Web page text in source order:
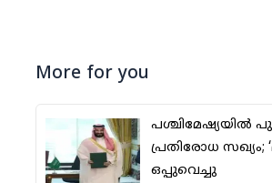
More for you
പശ്ചിമേഷ്യയില്‍
പ്രതിരോധ സഖ്യം;
ഒപ്പുവെച്ചു